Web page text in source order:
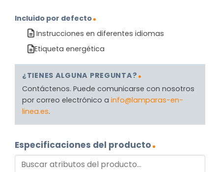
Incluido por defecto
Instrucciones en diferentes idiomas
Etiqueta energética
¿TIENES ALGUNA PREGUNTA?
Contáctenos. Puede comunicarse con nosotros
por correo electrónico a info@lamparas-en-
linea.es.
Especificaciones del producto